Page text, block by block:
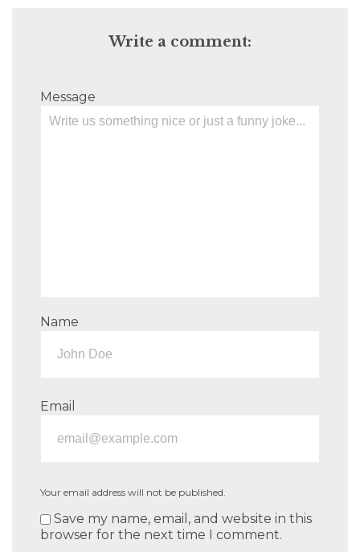
Write a comment:
Message
Name
Email
Your email address will not be published.
Save my name, email, and website in this
browser for the next time I comment.